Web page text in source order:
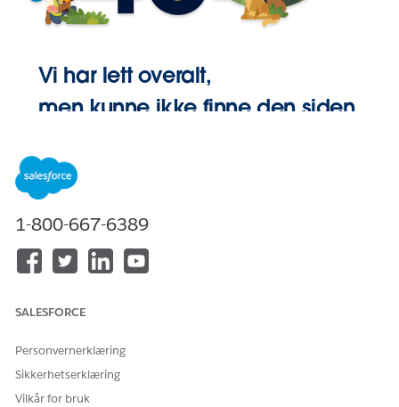
Vi har lett overalt,
men kunne ikke finne den siden.
1-800-667-6389
SALESFORCE
Personvernerklæring
Sikkerhetserklæring
Vilkår for bruk